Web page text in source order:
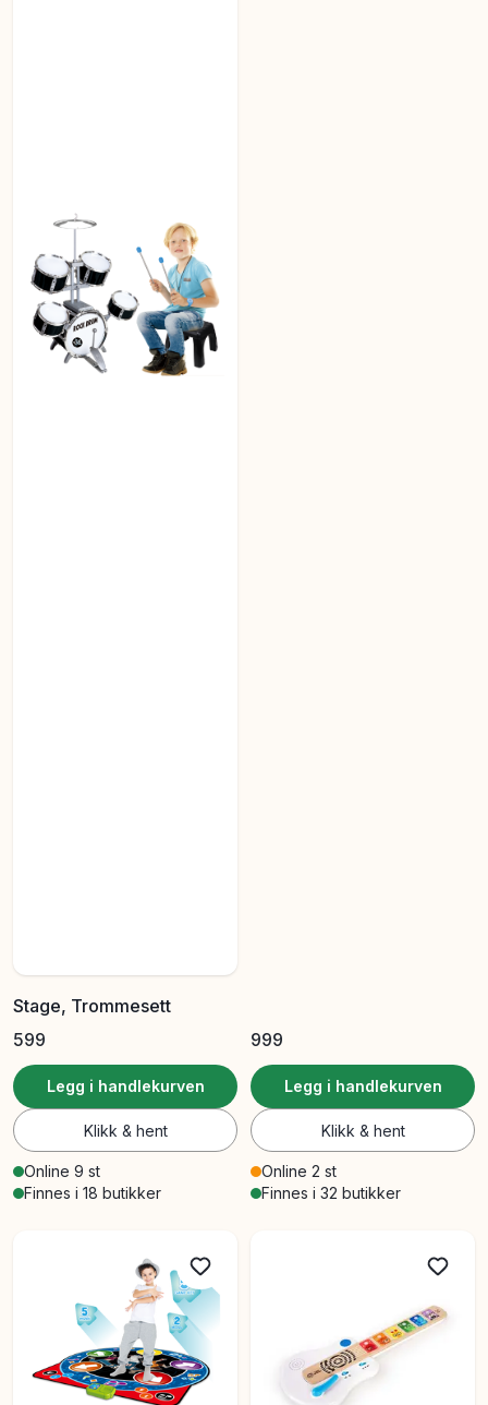
Stage, Trommesett
599
Legg i handlekurven
Klikk & hent
Online 9 st
Finnes i 18 butikker
999
Legg i handlekurven
Klikk & hent
Online 2 st
Finnes i 32 butikker